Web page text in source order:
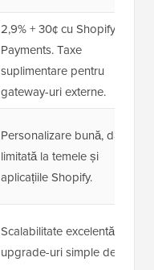
2,9% + 30¢ cu Shopify
Payments. Taxe
suplimentare pentru
gateway-uri externe.
Personalizare bună, dar
limitată la temele și
aplicațiile Shopify.
Scalabilitate excelentă cu
upgrade-uri simple de plan.